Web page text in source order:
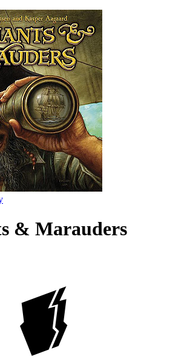
& Marauders